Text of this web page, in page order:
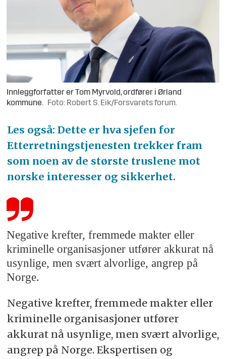
Innleggforfatter er Tom Myrvold, ordfører i Ørland
kommune.
Foto: Robert S. Eik/Forsvarets forum.
Les også: Dette er hva sjefen for
Etterretningstjenesten trekker fram
som noen av de største truslene mot
norske interesser og sikkerhet.
Negative krefter, fremmede makter eller
kriminelle organisasjoner utfører akkurat nå
usynlige, men svært alvorlige, angrep på
Norge.
Negative krefter, fremmede makter eller
kriminelle organisasjoner utfører
akkurat nå usynlige, men svært alvorlige,
angrep på Norge. Ekspertisen og